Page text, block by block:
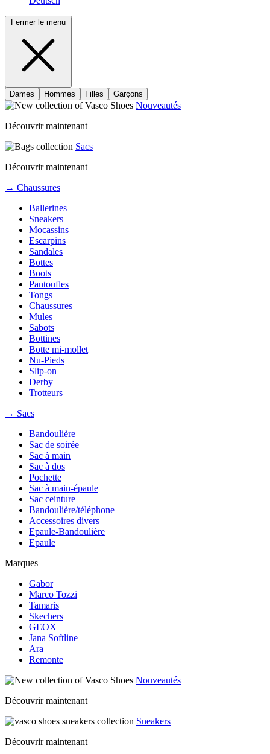
Fermer le menu
Dames Hommes Filles Garçons
Nouveautés
Découvrir maintenant
Sacs
Découvrir maintenant
→ Chaussures
Ballerines
Sneakers
Mocassins
Escarpins
Sandales
Bottes
Boots
Pantoufles
Tongs
Chaussures
Mules
Sabots
Bottines
Botte mi-mollet
Nu-Pieds
Slip-on
Derby
Trotteurs
→ Sacs
Bandoulière
Sac de soirée
Sac à main
Sac à dos
Pochette
Sac à main-épaule
Sac ceinture
Bandoulière/téléphone
Accessoires divers
Epaule-Bandoulière
Epaule
Marques
Gabor
Marco Tozzi
Tamaris
Skechers
GEOX
Jana Softline
Ara
Remonte
Nouveautés
Découvrir maintenant
Sneakers
Découvrir maintenant